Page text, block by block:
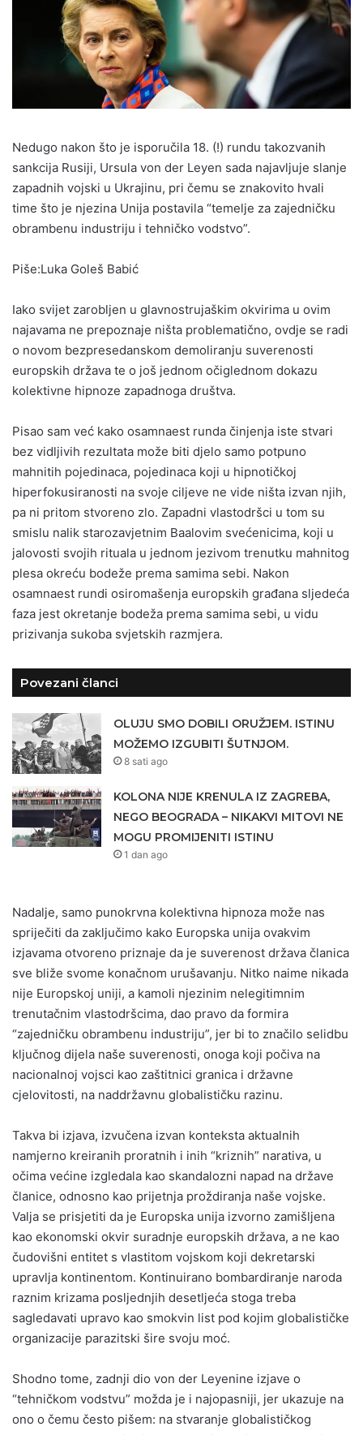
Nedugo nakon što je isporučila 18. (!) rundu takozvanih
sankcija Rusiji, Ursula von der Leyen sada najavljuje slanje
zapadnih vojski u Ukrajinu, pri čemu se znakovito hvali
time što je njezina Unija postavila “temelje za zajedničku
obrambenu industriju i tehničko vodstvo”.
Piše:Luka Goleš Babić
Iako svijet zarobljen u glavnostrujaškim okvirima u ovim
najavama ne prepoznaje ništa problematično, ovdje se radi
o novom bezpresedanskom demoliranju suverenosti
europskih država te o još jednom očiglednom dokazu
kolektivne hipnoze zapadnoga društva.
Pisao sam već kako osamnaest runda činjenja iste stvari
bez vidljivih rezultata može biti djelo samo potpuno
mahnitih pojedinaca, pojedinaca koji u hipnotičkoj
hiperfokusiranosti na svoje ciljeve ne vide ništa izvan njih,
pa ni pritom stvoreno zlo. Zapadni vlastodršci u tom su
smislu nalik starozavjetnim Baalovim svećenicima, koji u
jalovosti svojih rituala u jednom jezivom trenutku mahnitog
plesa okreću bodeže prema samima sebi. Nakon
osamnaest rundi osiromašenja europskih građana sljedeća
faza jest okretanje bodeža prema samima sebi, u vidu
prizivanja sukoba svjetskih razmjera.
Povezani članci
OLUJU SMO DOBILI ORUŽJEM. ISTINU
MOŽEMO IZGUBITI ŠUTNJOM.
8 sati ago
KOLONA NIJE KRENULA IZ ZAGREBA,
NEGO BEOGRADA – NIKAKVI MITOVI NE
MOGU PROMIJENITI ISTINU
1 dan ago
Nadalje, samo punokrvna kolektivna hipnoza može nas
spriječiti da zaključimo kako Europska unija ovakvim
izjavama otvoreno priznaje da je suverenost država članica
sve bliže svome konačnom urušavanju. Nitko naime nikada
nije Europskoj uniji, a kamoli njezinim nelegitimnim
trenutačnim vlastodršcima, dao pravo da formira
“zajedničku obrambenu industriju”, jer bi to značilo selidbu
ključnog dijela naše suverenosti, onoga koji počiva na
nacionalnoj vojsci kao zaštitnici granica i državne
cjelovitosti, na naddržavnu globalističku razinu.
Takva bi izjava, izvučena izvan konteksta aktualnih
namjerno kreiranih proratnih i inih “kriznih” narativa, u
očima većine izgledala kao skandalozni napad na države
članice, odnosno kao prijetnja proždiranja naše vojske.
Valja se prisjetiti da je Europska unija izvorno zamišljena
kao ekonomski okvir suradnje europskih država, a ne kao
čudovišni entitet s vlastitom vojskom koji dekretarski
upravlja kontinentom. Kontinuirano bombardiranje naroda
raznim krizama posljednjih desetljeća stoga treba
sagledavati upravo kao smokvin list pod kojim globalističke
organizacije parazitski šire svoju moć.
Shodno tome, zadnji dio von der Leyenine izjave o
“tehničkom vodstvu” možda je i najopasniji, jer ukazuje na
ono o čemu često pišem: na stvaranje globalističkog